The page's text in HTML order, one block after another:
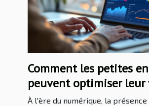
Comment les petites
peuvent optimiser
en ligne ?
À l'ère du numérique, la